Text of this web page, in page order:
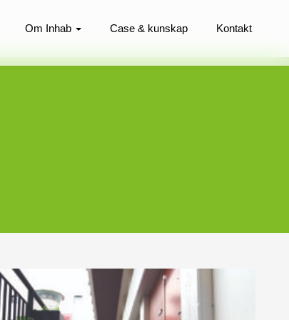
Om Inhab Case & kunskap Kontakt